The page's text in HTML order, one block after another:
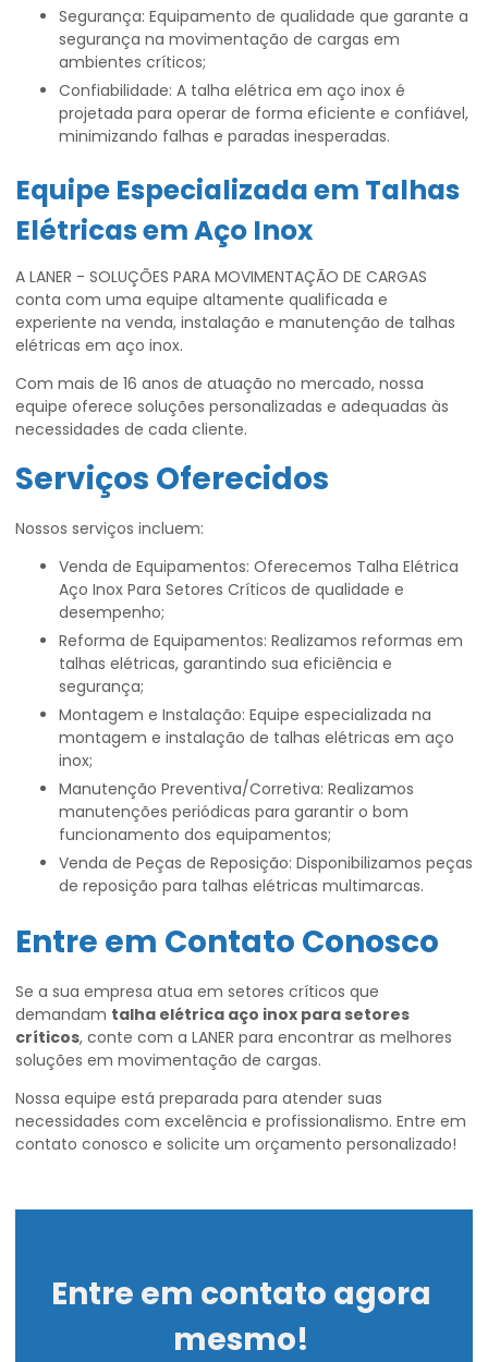
Segurança: Equipamento de qualidade que garante a
segurança na movimentação de cargas em
ambientes críticos;
Confiabilidade: A talha elétrica em aço inox é
projetada para operar de forma eficiente e confiável,
minimizando falhas e paradas inesperadas.
Equipe Especializada em Talhas
Elétricas em Aço Inox
A LANER - SOLUÇÕES PARA MOVIMENTAÇÃO DE CARGAS
conta com uma equipe altamente qualificada e
experiente na venda, instalação e manutenção de talhas
elétricas em aço inox.
Com mais de 16 anos de atuação no mercado, nossa
equipe oferece soluções personalizadas e adequadas às
necessidades de cada cliente.
Serviços Oferecidos
Nossos serviços incluem:
Venda de Equipamentos: Oferecemos Talha Elétrica
Aço Inox Para Setores Críticos de qualidade e
desempenho;
Reforma de Equipamentos: Realizamos reformas em
talhas elétricas, garantindo sua eficiência e
segurança;
Montagem e Instalação: Equipe especializada na
montagem e instalação de talhas elétricas em aço
inox;
Manutenção Preventiva/Corretiva: Realizamos
manutenções periódicas para garantir o bom
funcionamento dos equipamentos;
Venda de Peças de Reposição: Disponibilizamos peças
de reposição para talhas elétricas multimarcas.
Entre em Contato Conosco
Se a sua empresa atua em setores críticos que
demandam talha elétrica aço inox para setores
críticos, conte com a LANER para encontrar as melhores
soluções em movimentação de cargas.
Nossa equipe está preparada para atender suas
necessidades com excelência e profissionalismo. Entre em
contato conosco e solicite um orçamento personalizado!
Entre em contato agora
mesmo!